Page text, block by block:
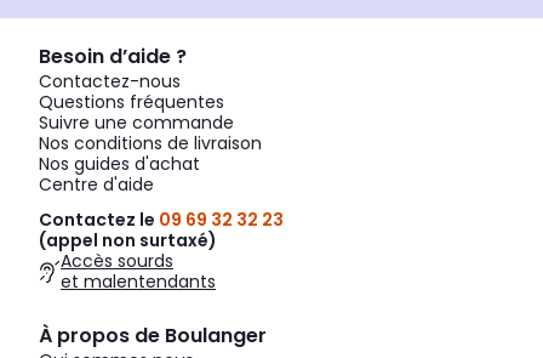
Besoin d’aide ?
Contactez-nous
Questions fréquentes
Suivre une commande
Nos conditions de livraison
Nos guides d'achat
Centre d'aide
Contactez le 09 69 32 32 23
(appel non surtaxé)
Accès sourds
et malentendants
À propos de Boulanger